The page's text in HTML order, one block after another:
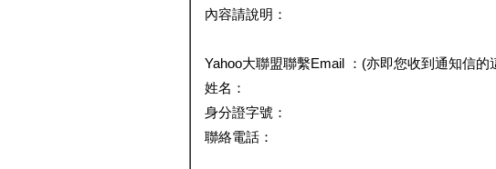
內容請說明：
Yahoo大聯盟聯繫Email ：(亦即您收到通知信的
姓名：
身分證字號：
聯絡電話：